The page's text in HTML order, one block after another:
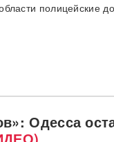
полицейские
Одесса